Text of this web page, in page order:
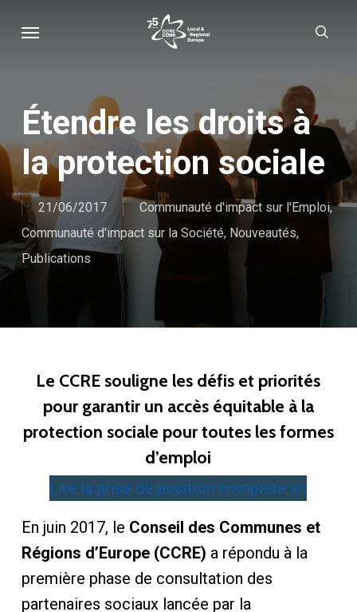
Étendre les droits à
la protection sociale
21/06/2017 Communauté d'impact sur l'Emploi,
Communauté d'impact sur la Société, Nouveautés,
Publications
Le CCRE souligne les défis et priorités
pour garantir un accès équitable à la
protection sociale pour toutes les formes
d’emploi
Lire la prise de position complète ici
En juin 2017, le Conseil des Communes et
Régions d’Europe (CCRE) a répondu à la
première phase de consultation des
partenaires sociaux lancée par la